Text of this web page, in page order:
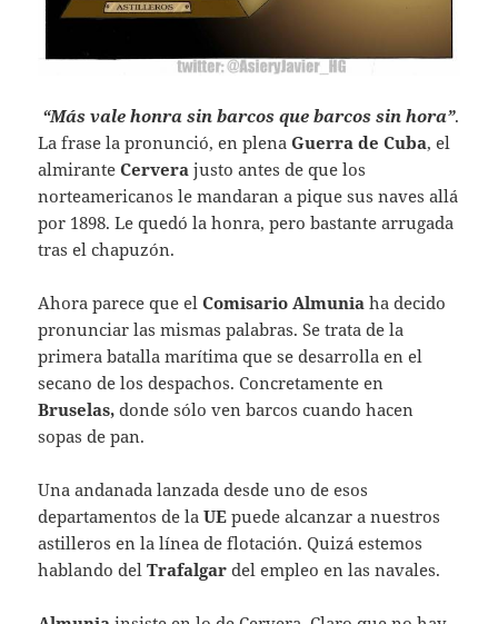
“Más vale honra sin barcos que barcos sin hora”.
La frase la pronunció, en plenaGuerra de Cuba, el
almiranteCerverajusto antes de que los
norteamericanos le mandaran a pique sus naves allá
por 1898. Le quedó la honra, pero bastante arrugada
tras el chapuzón.
Ahora parece que elComisario Almunia ha decido
pronunciar las mismas palabras. Se trata de la
primera batalla marítima que se desarrolla en el
secano de los despachos. Concretamente en
Bruselas, donde sólo ven barcos cuando hacen
sopas de pan.
Una andanada lanzada desde uno de esos
departamentos de la UE puede alcanzar a nuestros
astilleros en la línea de flotación. Quizá estemos
hablando delTrafalgardel empleo en las navales.